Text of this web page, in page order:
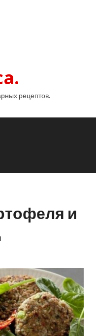
рецептов.
и